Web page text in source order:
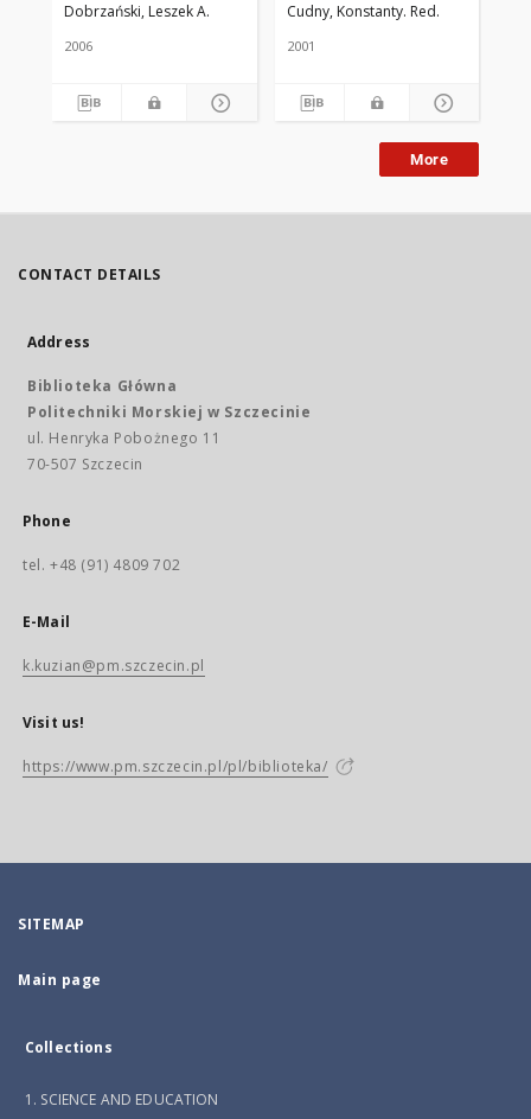
materiałach i
Dobrzański, Leszek A.
2006
Cudny, Konstanty. Red.
2001
More
CONTACT DETAILS
Address
Biblioteka Główna
Politechniki Morskiej w Szczecinie
ul. Henryka Pobożnego 11
70-507 Szczecin
Phone
tel. +48 (91) 4809 702
E-Mail
k.kuzian@pm.szczecin.pl
Visit us!
https://www.pm.szczecin.pl/pl/biblioteka/
SITEMAP
Main page
Collections
1. SCIENCE AND EDUCATION